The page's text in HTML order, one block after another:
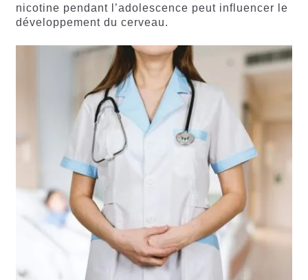
nicotine pendant l’adolescence peut influencer le
développement du cerveau.